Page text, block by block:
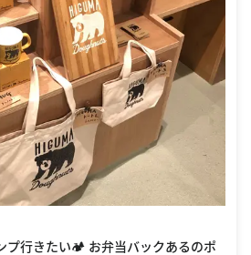
プ行きたい🏕 お弁当バックあるのポ